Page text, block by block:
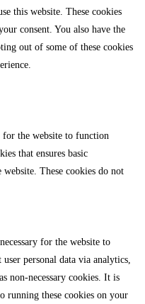
this website. These cookies
consent. You also have the
out of some of these cookies
for the website to function
that ensures basic
These cookies do not
for the website to
personal data via analytics,
non-necessary cookies. It is
running these cookies on your